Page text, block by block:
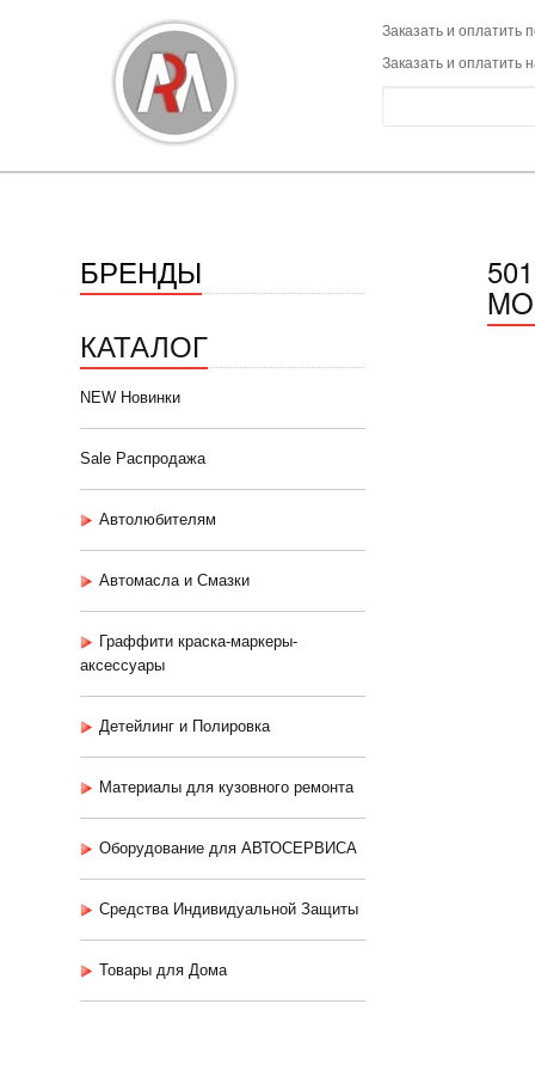
Заказать и оплатить
Заказать и оплатить
БРЕНДЫ
КАТАЛОГ
NEW Новинки
Sale Распродажа
Автолюбителям
Автомасла и Смазки
Граффити краска-маркеры-
аксессуары
Детейлинг и Полировка
Материалы для кузовного ремонта
Оборудование для АВТОСЕРВИСА
Средства Индивидуальной Защиты
Товары для Дома